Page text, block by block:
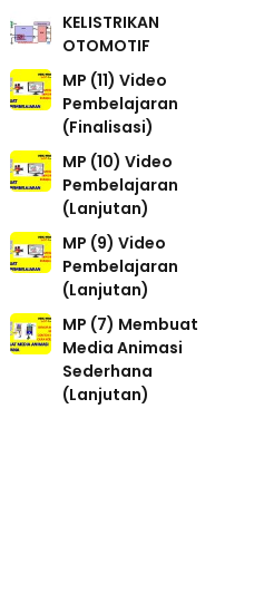
KELISTRIKAN
OTOMOTIF
MP (11) Video
Pembelajaran
(Finalisasi)
MP (10) Video
Pembelajaran
(Lanjutan)
MP (9) Video
Pembelajaran
(Lanjutan)
MP (7) Membuat
Media Animasi
Sederhana
(Lanjutan)